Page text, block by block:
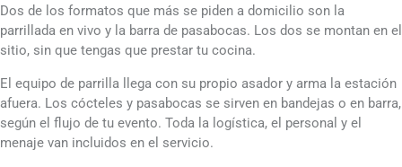
Dos de los formatos que más se piden a domicilio son la
parrillada en vivo y la barra de pasabocas. Los dos se montan en el
sitio, sin que tengas que prestar tu cocina.
El equipo de parrilla llega con su propio asador y arma la estación
afuera. Los cócteles y pasabocas se sirven en bandejas o en barra,
según el flujo de tu evento. Toda la logística, el personal y el
menaje van incluidos en el servicio.